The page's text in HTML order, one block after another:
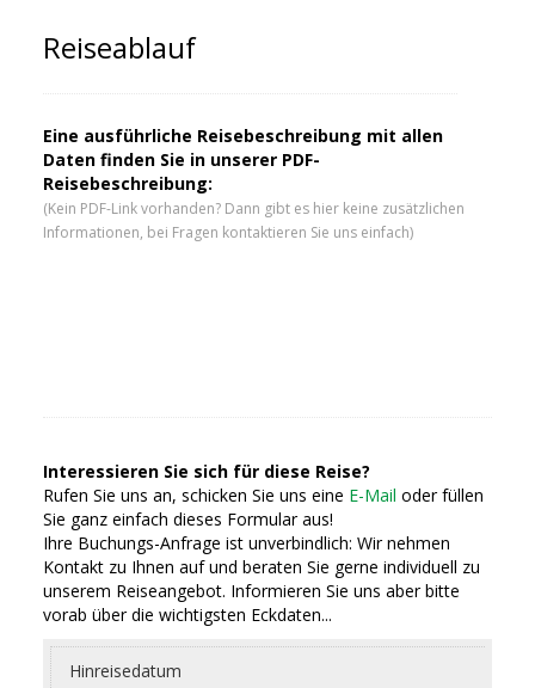
Reiseablauf
Eine ausführliche Reisebeschreibung mit allen
Daten finden Sie in unserer PDF-
Reisebeschreibung:
(Kein PDF-Link vorhanden? Dann gibt es hier keine zusätzlichen
Informationen, bei Fragen kontaktieren Sie uns einfach)
Interessieren Sie sich für diese Reise?
Rufen Sie uns an, schicken Sie uns eine E-Mail oder füllen
Sie ganz einfach dieses Formular aus!
Ihre Buchungs-Anfrage ist unverbindlich: Wir nehmen
Kontakt zu Ihnen auf und beraten Sie gerne individuell zu
unserem Reiseangebot. Informieren Sie uns aber bitte
vorab über die wichtigsten Eckdaten...